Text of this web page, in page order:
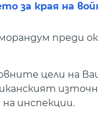
за края на
преди
цели на
инспекции.